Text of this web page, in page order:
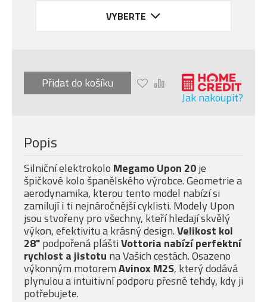
VYBERTE
Přidat do košíku
Jak nakoupit?
Popis
Silniční elektrokolo Megamo Upon 20je
špičkové kolo španělského výrobce. Geometrie a
aerodynamika, kterou tento model nabízí si
zamilují i ti nejnáročnější cyklisti. Modely Upon
jsou stvořeny pro všechny, kteří hledají skvělý
výkon, efektivitu a krásný design.Velikost kol
28"podpořená pláštiVottoria nabízíperfektní
rychlost a jistotu na Vašich cestách. Osazeno
výkonným motoremAvinox M2S, který dodává
plynulou a intuitivní podporu přesně tehdy, kdy ji
potřebujete.